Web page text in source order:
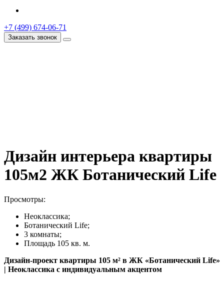
+7 (499) 674-06-71
Заказать звонок
Дизайн интерьера квартиры
105м2 ЖК Ботанический Life
Просмотры:
Неоклассика;
Ботанический Life;
3 комнаты;
Площадь 105 кв. м.
Дизайн-проект квартиры 105 м² в ЖК «Ботанический Life»
| Неоклассика с индивидуальным акцентом